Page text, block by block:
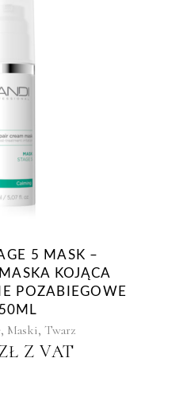
5 MASK –
KOJĄCA
POZABIEGOWE
, Maski, Twarz
Z VAT